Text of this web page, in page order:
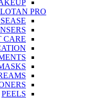
PRO
CARE
PEELS